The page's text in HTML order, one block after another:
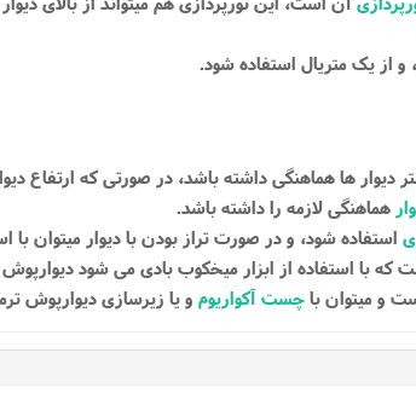
هماهنگی لازمه را داشته باشد.
استفاده شود، و در صورت تراز بودن با دیوار میتوان با
که با استفاده از ابزار میخکوب بادی می شود دیوارپوش
و میتوان باچست آکواریوم و یا زیرسازی دیوارپوش